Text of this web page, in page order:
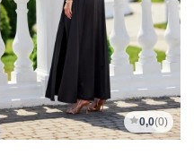
0,0(0)